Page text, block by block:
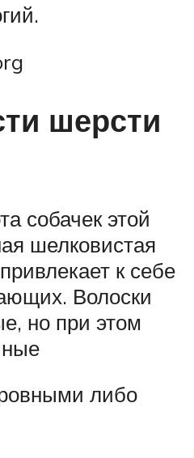
шерсти
собачек этой
шелковистая
к себе
Волоски
но при этом
либо